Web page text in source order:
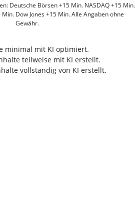
Deutsche Börsen +15 Min. NASDAQ +15 Min.
Min. Dow Jones +15 Min. Alle Angaben ohne
Gewähr.
minimal mit KI optimiert.
teilweise mit KI erstellt.
vollständig von KI erstellt.